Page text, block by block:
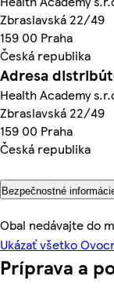
Zbraslavská 22/49
159 00 Praha
Česká republika
Adresa
Health Academy
Zbraslavská 22/49
159 00 Praha
Česká republika
Bezpečnostné
Obal nedávajte do
Ukázať všetko
Príprava a